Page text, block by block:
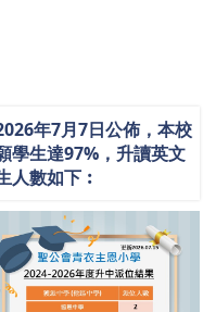
年7月7日公佈，本校
學生達97% ， 升讀英文
人數如下 ︰